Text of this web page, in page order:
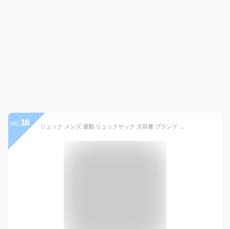
no. 16 リュック メンズ 通勤 リュックサック 大容量 ブランド キャンバス 通学 A4 おしゃれ カジュアル 大きい 黒 アウトドア バッグパック 高校生 ボディバッグ 3way バッグ デバイス 旅行 DEVICE かっこいい 大きめ